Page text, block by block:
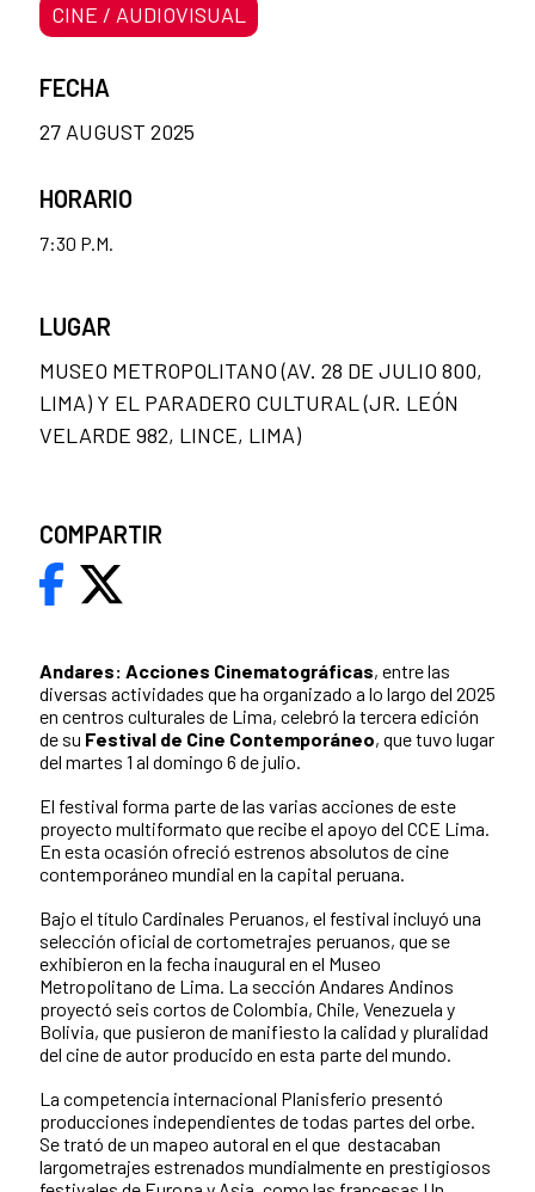
Andares: Acciones Cinematográficas, entre las
diversas actividades que ha organizado a lo largo del 2025
en centros culturales de Lima, celebró la tercera edición
de su Festival de Cine Contemporáneo, que tuvo lugar
del martes 1 al domingo 6 de julio.
El festival forma parte de las varias acciones de este
proyecto multiformato que recibe el apoyo del CCE Lima.
En esta ocasión ofreció estrenos absolutos de cine
contemporáneo mundial en la capital peruana.
Bajo el título Cardinales Peruanos, el festival incluyó una
selección oficial de cortometrajes peruanos, que se
exhibieron en la fecha inaugural en el Museo
Metropolitano de Lima. La sección Andares Andinos
proyectó seis cortos de Colombia, Chile, Venezuela y
Bolivia, que pusieron de manifiesto la calidad y pluralidad
del cine de autor producido en esta parte del mundo.
La competencia internacional Planisferio presentó
producciones independientes de todas partes del orbe.
Se trató de un mapeo autoral en el que destacaban
largometrajes estrenados mundialmente en prestigiosos
CINE / AUDIOVISUAL
FECHA
27 AUGUST 2025
HORARIO
7:30 P.M.
LUGAR
MUSEO METROPOLITANO (AV. 28 DE JULIO 800,
LIMA) Y EL PARADERO CULTURAL (JR. LEÓN
VELARDE 982, LINCE, LIMA)
COMPARTIR